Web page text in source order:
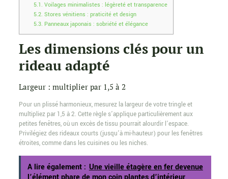
5.1. Voilages minimalistes : légèreté et transparence
5.2. Stores vénitiens : praticité et design
5.3. Panneaux japonais : sobriété et élégance
Les dimensions clés pour un
rideau adapté
Largeur : multiplier par 1,5 à 2
Pour un plissé harmonieux, mesurez la largeur de votre tringle et
multipliez par 1,5 à 2. Cette règle s’applique particulièrement aux
petites fenêtres, où un excès de tissu pourrait alourdir l’espace.
Privilégiez des rideaux courts (jusqu’à mi-hauteur) pour les fenêtres
étroites, comme dans les cuisines ou les niches.
A lire également : Une vieille étagère en fer devenue